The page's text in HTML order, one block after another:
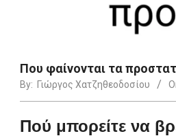
Που φαίνονται τα
By: Γιώργος Χατζηθεοδοσίου
Πού μπορείτε να